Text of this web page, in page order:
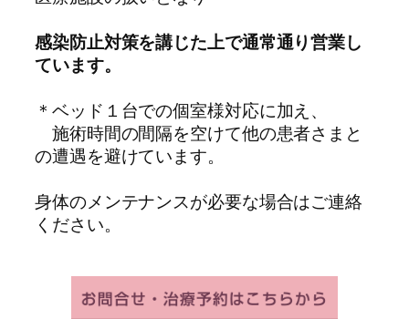
感染防止対策を講じた上で通常通り営業し
ています。
＊ベッド１台での個室様対応に加え、
施術時間の間隔を空けて他の患者さまと
の遭遇を避けています。
身体のメンテナンスが必要な場合はご連絡
ください。